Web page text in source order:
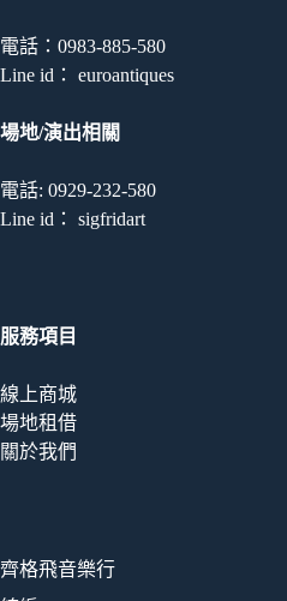
電話：0983-885-580
Line id： euroantiques
場地/演出相關
電話: 0929-232-580
Line id： sigfridart
服務項目
線上商城
場地租借
關於我們
齊格飛音樂行